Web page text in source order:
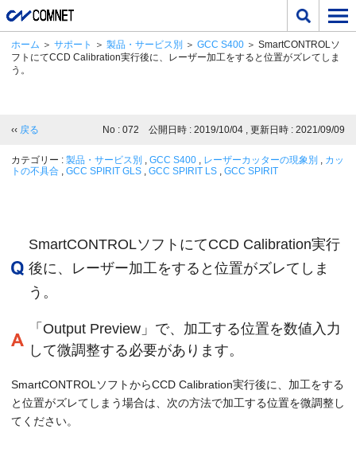
ホーム ＞ サポート ＞ 製品・サービス別 ＞ GCC S400 ＞ SmartCONTROLソ
フトにてCCD Calibration実行後に、レーザー加工をすると位置がズレてしま
う。
‹‹ 戻る No : 072 公開日時 : 2019/10/04 , 更新日時 : 2021/09/09
カテゴリー : 製品・サービス別 , GCC S400 , レーザーカッターの現象別 , カッ
トの不具合 , GCC SPIRIT GLS , GCC SPIRIT LS , GCC SPIRIT
SmartCONTROLソフトにてCCD Calibration実行
後に、レーザー加工をすると位置がズレてしま
う。
「Output Preview」で、加工する位置を数値入力
して微調整する必要があります。
SmartCONTROLソフトからCCD Calibration実行後に、加工をする
と位置がズレてしまう場合は、次の方法で加工する位置を微調整し
てください。